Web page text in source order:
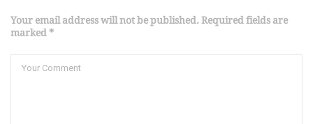
Your email address will not be published. Required fields are
marked *